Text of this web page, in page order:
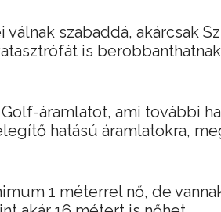
szabaddá, akárcsak
is
áramlatot, ami további
hatású áramlatokra,
1 méterrel nő, de